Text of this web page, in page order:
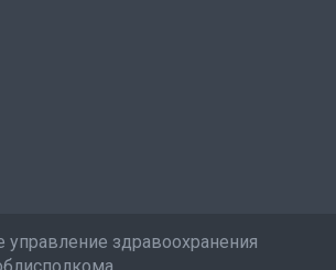
управление здравоохранения